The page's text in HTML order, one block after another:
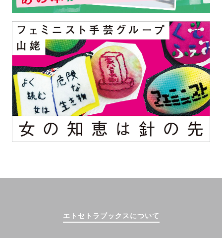
エトセトラブックスについて